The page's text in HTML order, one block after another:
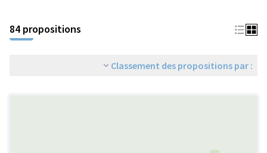
84 propositions
Classement des propositions par :